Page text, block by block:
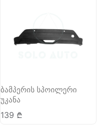
ბამპერის სპოილერი
უკანა
139 ₾